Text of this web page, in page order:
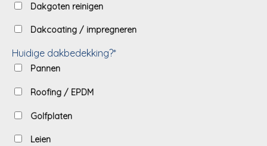
Dakgoten reinigen
Dakcoating / impregneren
Huidige dakbedekking?*
Pannen
Roofing / EPDM
Golfplaten
Leien